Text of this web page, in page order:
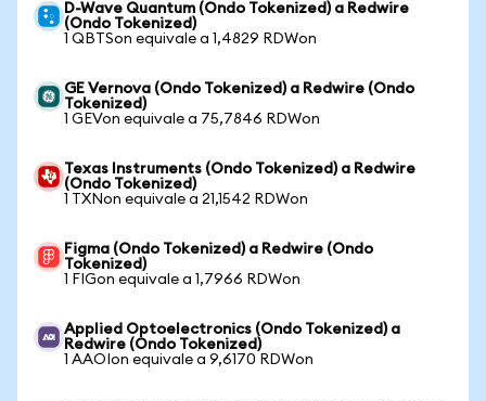
D-Wave Quantum (Ondo Tokenized) a Redwire
(Ondo Tokenized)
1 QBTSon equivale a 1,4829 RDWon
GE Vernova (Ondo Tokenized) a Redwire (Ondo
Tokenized)
1 GEVon equivale a 75,7846 RDWon
Texas Instruments (Ondo Tokenized) a Redwire
(Ondo Tokenized)
1 TXNon equivale a 21,1542 RDWon
Figma (Ondo Tokenized) a Redwire (Ondo
Tokenized)
1 FIGon equivale a 1,7966 RDWon
Applied Optoelectronics (Ondo Tokenized) a
Redwire (Ondo Tokenized)
1 AAOIon equivale a 9,6170 RDWon